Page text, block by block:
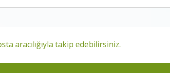
aracılığıyla takip edebilirsiniz.